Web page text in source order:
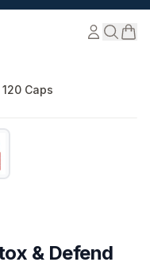
förbehållna.
Caps
& Defend